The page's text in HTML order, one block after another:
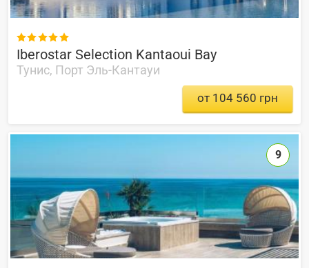

Iberostar Selection Kantaoui Bay
Тунис, Порт Эль-Кантауи
от 104 560 грн
9